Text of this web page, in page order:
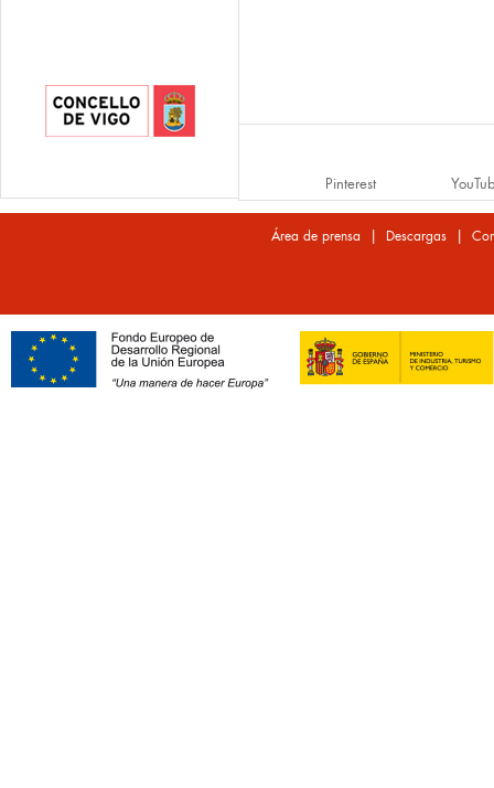
Pinterest
Área de prensa | Descargas |